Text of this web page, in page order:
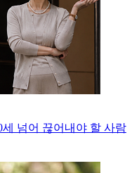
넘어 끊어내야 할 사람